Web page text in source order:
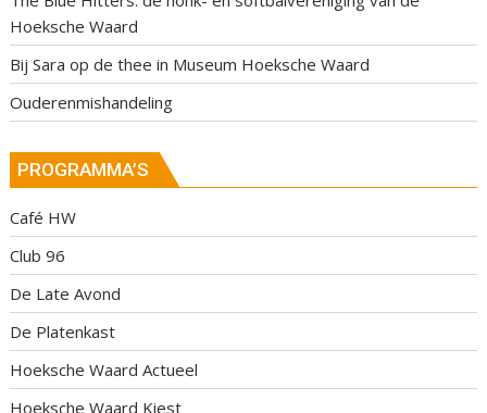
Hoeksche Waard
Bij Sara op de thee in Museum Hoeksche Waard
Ouderenmishandeling
PROGRAMMA’S
Café HW
Club 96
De Late Avond
De Platenkast
Hoeksche Waard Actueel
Hoeksche Waard Kiest